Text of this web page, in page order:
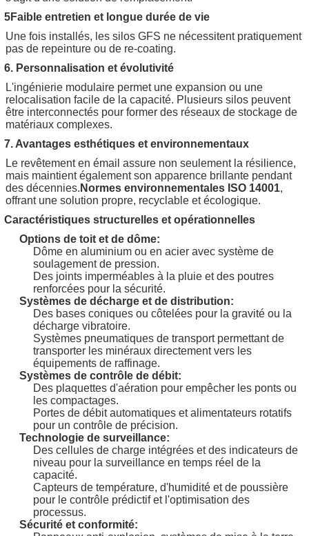
Laisser un message
Nous vous rappellerons bientôt!
SOUMETTEZ
5Faible entretien et longue durée de vie
Une fois installés, les silos GFS ne nécessitent pratiquement
pas de repeinture ou de re-coating.
6. Personnalisation et évolutivité
L'ingénierie modulaire permet une expansion ou une
relocalisation facile de la capacité. Plusieurs silos peuvent
être interconnectés pour former des réseaux de stockage de
matériaux complexes.
7. Avantages esthétiques et environnementaux
Le revêtement en émail assure non seulement la résilience,
mais maintient également son apparence brillante pendant
des décennies. Normes environnementales ISO 14001,
offrant une solution propre, recyclable et écologique.
Caractéristiques structurelles et opérationnelles
Options de toit et de dôme:
Dôme en aluminium ou en acier avec système de
soulagement de pression.
Des joints imperméables à la pluie et des poutres
renforcées pour la sécurité.
Systèmes de décharge et de distribution:
Des bases coniques ou côtelées pour la gravité ou la
décharge vibratoire.
Systèmes pneumatiques de transport permettant de
transporter les minéraux directement vers les
équipements de raffinage.
Systèmes de contrôle de débit:
Des plaquettes d'aération pour empêcher les ponts ou
les compactages.
Portes de débit automatiques et alimentateurs rotatifs
pour un contrôle de précision.
Technologie de surveillance:
Des cellules de charge intégrées et des indicateurs de
niveau pour la surveillance en temps réel de la
capacité.
Capteurs de température, d'humidité et de poussière
pour le contrôle prédictif et l'optimisation des
processus.
Sécurité et conformité: